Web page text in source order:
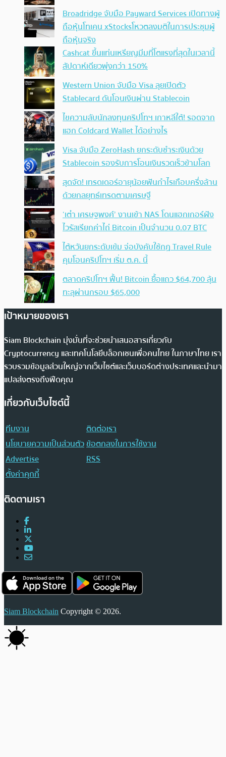
Broadridge จับมือ Payward Services เปิดทางผู้
ถือหุ้นโทเคน xStocksโหวตลงมติในการประชุมผู้
ถือหุ้นจริง
Cashcat ขึ้นแท่นเหรียญมีมที่โตแรงที่สุดในเวลานี้
สัปดาห์เดียวพุ่งกว่า 150%
Western Union จับมือ Visa ลุยเปิดตัว
Stablecard ดันโอนเงินผ่าน Stablecoin
ไขความลับนักลงทุนคริปโทฯ เกาหลีใต้! รอดจาก
แฮก Coldcard Wallet ได้อย่างไร
Visa จับมือ ZeroHash ยกระดับชำระเงินด้วย
Stablecoin รองรับการโอนเงินรวดเร็วข้ามโลก
สุดจัด! เทรดเดอร์อายุน้อยฟันกำไรเกือบครึ่งล้าน
ด้วยกลยุทธ์เทรดตามเศรษฐี
‘เต๋า เศรษฐพงศ์’ งานเข้า NAS โดนแฮกเกอร์ฝัง
ไวรัสเรียกค่าไถ่ Bitcoin เป็นจำนวน 0.07 BTC
ไต้หวันยกระดับเข้ม จ่อบังคับใช้กฏ Travel Rule
คุมโอนคริปโทฯ เริ่ม ต.ค. นี้
ตลาดคริปโทฯ ฟื้น! Bitcoin ยื้อแถว $64,700 ลุ้น
ทะลุผ่านกรอบ $65,000
เป้าหมายของเรา
Siam Blockchain มุ่งมั่นที่จะช่วยนำเสนอสารเกี่ยวกับ
Cryptocurrency และเทคโนโลยีบล็อกเชนเพื่อคนไทย ในภาษาไทย เรา
รวบรวมข้อมูลส่วนใหญ่จากเว็บไซต์และเว็บบอร์ดต่างประเทศและนำมา
แปลส่งตรงถึงฟีดคุณ
เกี่ยวกับเว็บไซต์นี้
ทีมงาน
ติดต่อเรา
นโยบายความเป็นส่วนตัวข้อตกลงในการใช้งาน
Advertise
RSS
ตั้งค่าคุกกี้
ติดตามเรา
Siam Blockchain Copyright © 2026.